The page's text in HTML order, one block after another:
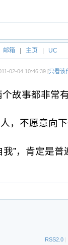
邮箱 主页 UC
02-04 10:46:39 [只看该
个故事都非常
，不愿意向
我”，肯定是
RSS2.0 |